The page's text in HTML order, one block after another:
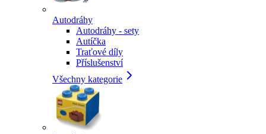
Autodráhy
Autodráhy - sety
Autíčka
Traťové díly
Příslušenství
Všechny kategorie